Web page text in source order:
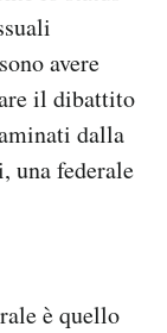
avere
il dibattito
dalla
una federale
è quello